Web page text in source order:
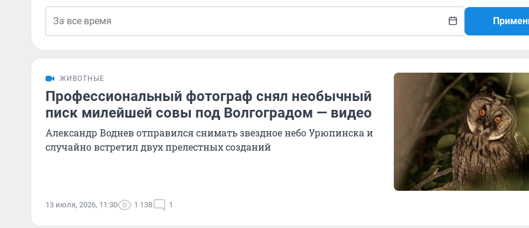
ЖИВОТНЫЕ
Профессиональный фотограф снял необычный
писк милейшей совы под Волгоградом — видео
Александр Воднев отправился снимать звездное небо Урюпинска и
случайно встретил двух прелестных созданий
13 июля, 2026, 11:30 1 138 1